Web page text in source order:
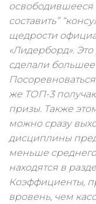
освободившееся
составить”
щедрости
«Лидерборд».
сделали большее
же ТОП-3
призы. Также
можно сразу
дисциплины
меньше
находятся в
Коэффициенты,
вровень, чем